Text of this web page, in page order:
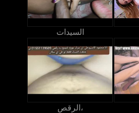
السيدات
الرقص،